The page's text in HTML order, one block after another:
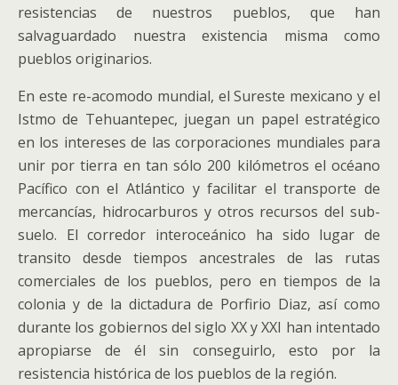
resistencias de nuestros pueblos, que han
salvaguardado nuestra existencia misma como
pueblos originarios.
En este re-acomodo mundial, el Sureste mexicano y el
Istmo de Tehuantepec, juegan un papel estratégico
en los intereses de las corporaciones mundiales para
unir por tierra en tan sólo 200 kilómetros el océano
Pacífico con el Atlántico y facilitar el transporte de
mercancías, hidrocarburos y otros recursos del sub-
suelo. El corredor interoceánico ha sido lugar de
transito desde tiempos ancestrales de las rutas
comerciales de los pueblos, pero en tiempos de la
colonia y de la dictadura de Porfirio Diaz, así como
durante los gobiernos del siglo XX y XXI han intentado
apropiarse de él sin conseguirlo, esto por la
resistencia histórica de los pueblos de la región.